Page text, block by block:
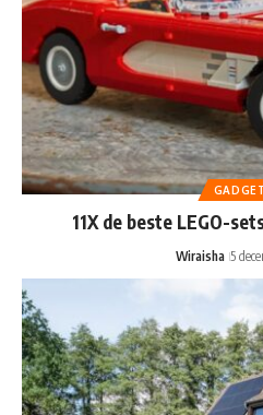
11X de beste LEGO-
Wiraisha 5